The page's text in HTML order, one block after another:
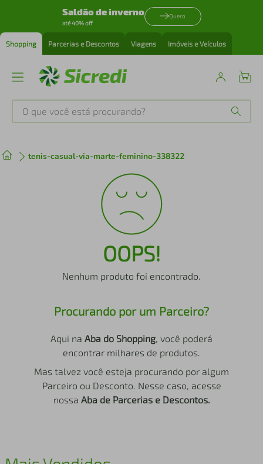
Saldão de inverno
até 40% off
Quero
Shopping Parcerias e Descontos Viagens Imóveis e Veículos
O que você está procurando?
tenis-casual-via-marte-feminino-338322
OOPS!
Nenhum produto foi encontrado.
Procurando por um Parceiro?
Aqui na Aba do Shopping, você poderá
encontrar milhares de produtos.
Mas talvez você esteja procurando por algum
Parceiro ou Desconto. Nesse caso, acesse
nossa Aba de Parcerias e Descontos.